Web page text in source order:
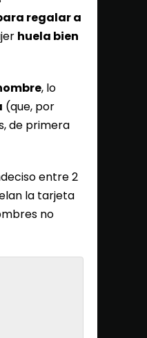
regalar a
huela bien
, lo
(que, por
de primera
entre 2
la tarjeta
no